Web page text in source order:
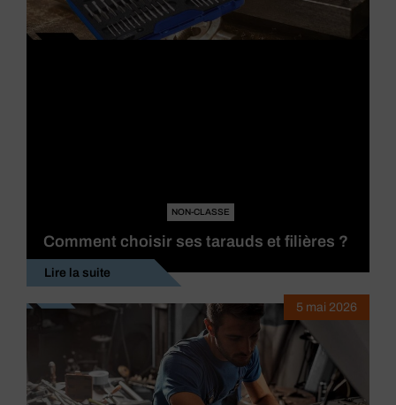
NON-CLASSE
Comment choisir ses tarauds et filières ?
Lire la suite
5 mai 2026